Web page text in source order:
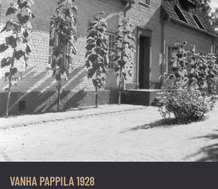
VANHA PAPPILA 1928